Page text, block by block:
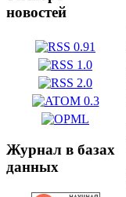
новостей
Журнал в базах
данных